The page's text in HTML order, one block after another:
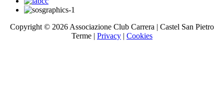
Copyright © 2026 Associazione Club Carrera | Castel San Pietro
Terme | Privacy | Cookies